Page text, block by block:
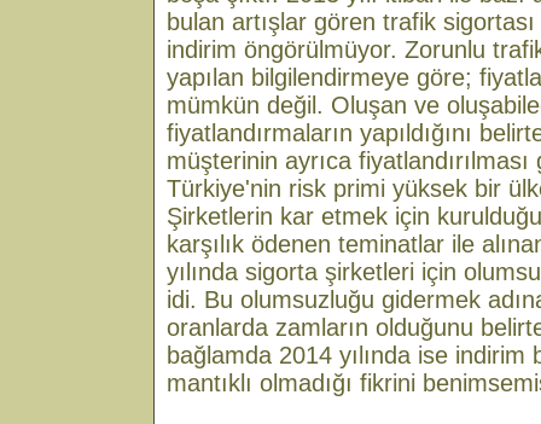
bulan artışlar gören trafik sigortası
indirim öngörülmüyor. Zorunlu
yapılan bilgilendirmeye göre;
mümkün değil. Oluşan ve
fiyatlandırmaların yapıldığını
müşterinin ayrıca
Türkiye'nin risk primi yüksek bir
Şirketlerin kar etmek için
karşılık ödenen teminatlar ile
yılında sigorta şirketleri için
idi. Bu olumsuzluğu gidermek
oranlarda zamların olduğunu
bağlamda 2014 yılında ise indirim
mantıklı olmadığı fikrini